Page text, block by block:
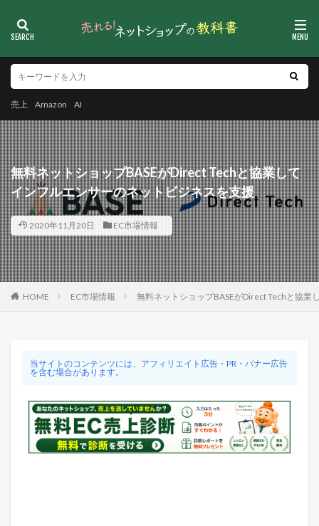
売上 Amazon AI
無料ネットショップBASEがDirect Techと協業して
インフルエンサーのネットビジネスを支援
2020年11月20日 EC市場情報
HOME EC市場情報 無料ネットショップBASEがDirect Techと協業
当サイトのコンテンツには、アフィリエイト広告・PR・バナー広告
を含む場合があります。